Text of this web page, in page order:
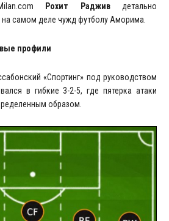
Рохит Радживдетально
на самом деле чужд футболу Аморима.
профили
«Спортинг» под руководством
в гибкие 3-2-5, где пятерка атаки
образом.